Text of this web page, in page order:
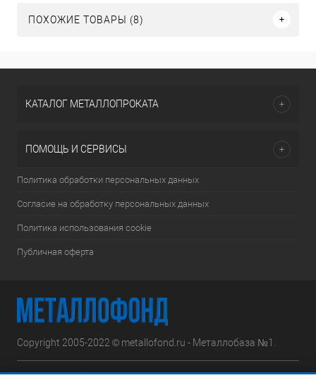
ПОХОЖИЕ ТОВАРЫ (8)
КАТАЛОГ МЕТАЛЛОПРОКАТА
ПОМОЩЬ И СЕРВИСЫ
Политика обработки персональных данных
Согласие на обработку персональных данных
Политика использования cookie
Публичная оферта
Copyright 2005-2022 © metallofond.ru - Металлобаза №1.
Московская область, Ступинский р-н, д.Сотниково,